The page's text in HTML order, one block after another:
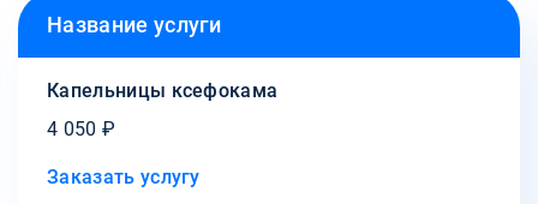
Название услуги
Капельницы ксефокама
4 050 ₽
Заказать услугу